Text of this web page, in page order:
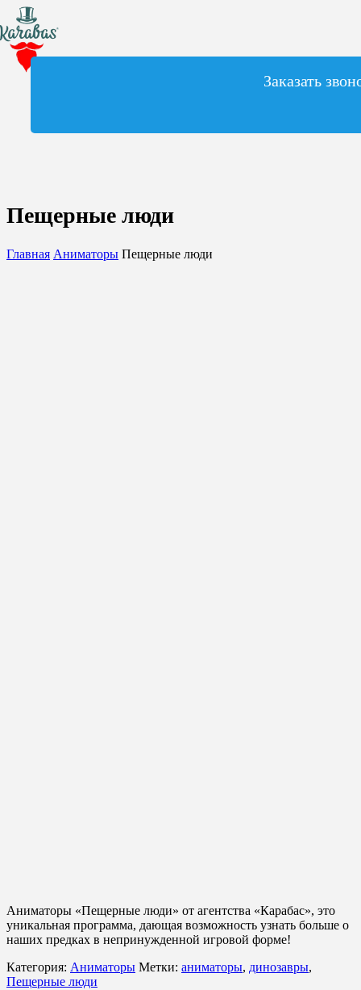
Заказать
Пещерные люди
Главная Аниматоры Пещерные люди
Аниматоры «Пещерные люди» от агентства «Карабас», это
уникальная программа, дающая возможность узнать больше о
наших предках в непринужденной игровой форме!
Категория: Аниматоры Метки: аниматоры, динозавры,
Пещерные люди